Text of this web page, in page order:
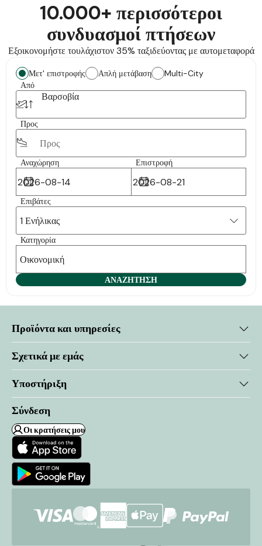
10.000+ περισσότεροι
συνδυασμοί πτήσεων
Εξοικονομήστε τουλάχιστον 35% ταξιδεύοντας με αυτομεταφορά
Μετ' επιστροφής Απλή μετάβαση
Multi-City
Από
Βαρσοβία
Προς
Αναχώρηση Επιστροφή
Επιβάτες
1 Ενήλικας
Κατηγορία
Οικονομική
ΑΝΑΖΗΤΗΣΗ
Προϊόντα και υπηρεσίες
Σχετικά με εμάς
Υποστήριξη
Σύνδεση
Οι κρατήσεις μου